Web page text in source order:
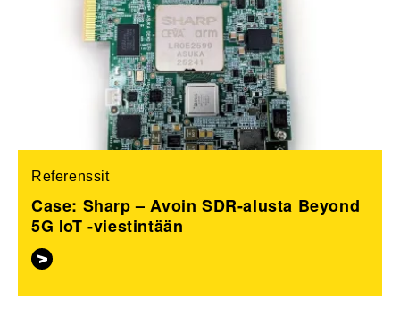
Referenssit
Case: Sharp – Avoin SDR-alusta Beyond
5G IoT -viestintään